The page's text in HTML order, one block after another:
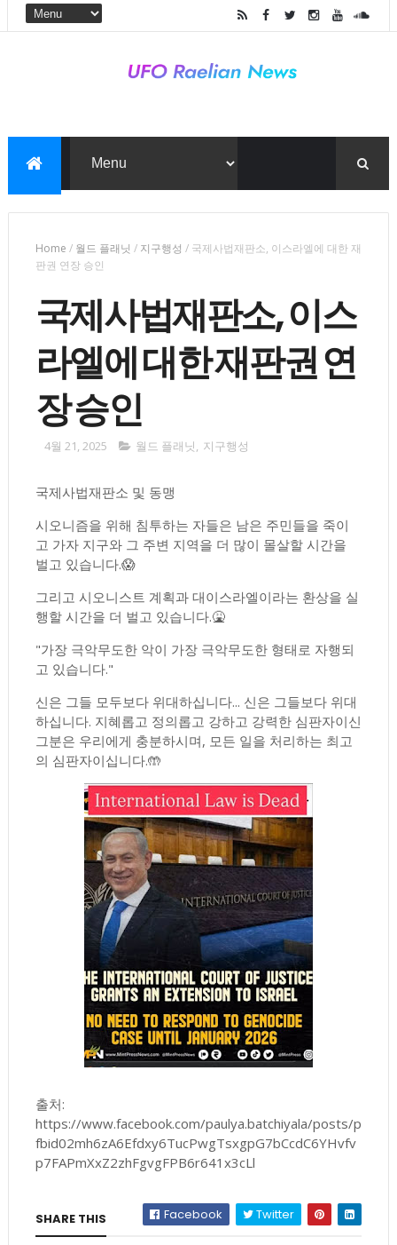
Home / 월드 플래닛 / 지구행성 / 국제사법재판소, 이스라엘에 대한 재
판권 연장 승인
국제사법재판소, 이스
라엘에 대한 재판권 연
장 승인
4월 21, 2025 월드 플래닛, 지구행성
국제사법재판소 및 동맹
시오니즘을 위해 침투하는 자들은 남은 주민들을 죽이
고 가자 지구와 그 주변 지역을 더 많이 몰살할 시간을
벌고 있습니다.😱
그리고 시오니스트 계획과 대이스라엘이라는 환상을 실
행할 시간을 더 벌고 있습니다.🤮
"가장 극악무도한 악이 가장 극악무도한 형태로 자행되
고 있습니다."
신은 그들 모두보다 위대하십니다... 신은 그들보다 위대
하십니다. 지혜롭고 정의롭고 강하고 강력한 심판자이신
그분은 우리에게 충분하시며, 모든 일을 처리하는 최고
의 심판자이십니다.🤲
출처:
https://www.facebook.com/paulya.batchiyala/posts/p
fbid02mh6zA6Efdxy6TucPwgTsxgpG7bCcdC6YHvfv
p7FAPmXxZ2zhFgvgFPB6r641x3cLl
SHARE THIS Facebook Twitter